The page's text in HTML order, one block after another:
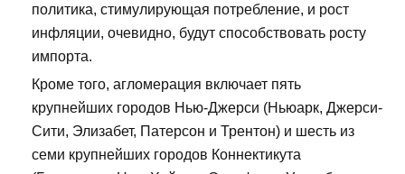
политика, стимулирующая потребление, и рост
инфляции, очевидно, будут способствовать росту
импорта.
Кроме того, агломерация включает пять
крупнейших городов Нью-Джерси (Ньюарк, Джерси-
Сити, Элизабет, Патерсон и Трентон) и шесть из
семи крупнейших городов Коннектикута